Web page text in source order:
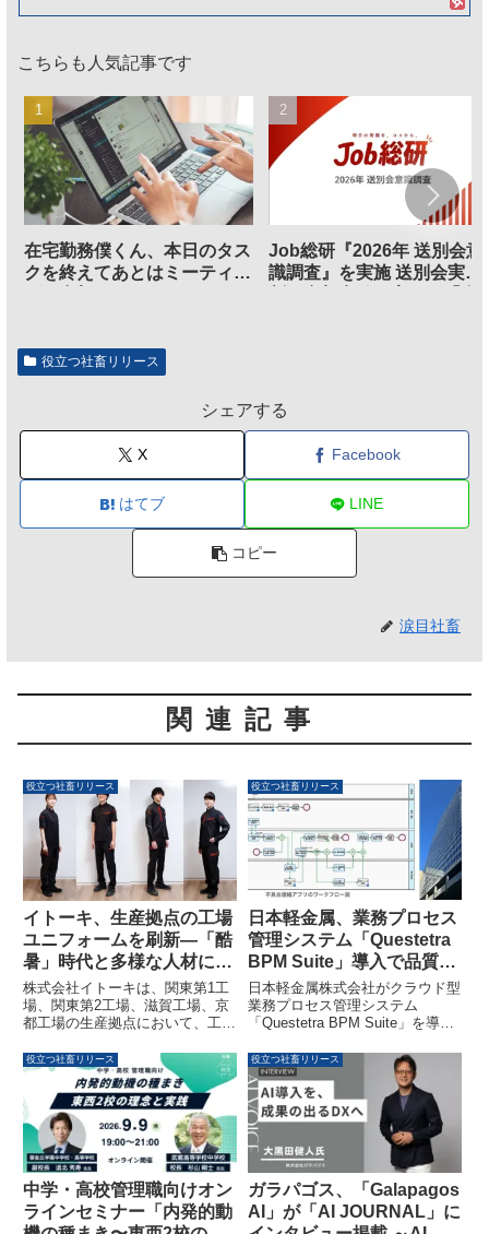
こちらも人気記事です
在宅勤務僕くん、本日のタス
クを終えてあとはミーティン
Job総研『2026年 送別会意
識調査』を実施 送別会実施
役立つ社畜リリース
シェアする
X Facebook
はてブ LINE
コピー
涙目社畜
関連記事
役立つ社畜リリース
イトーキ、生産拠点の工場
ユニフォームを刷新—「酷
暑」時代と多様な人材に対
応
株式会社イトーキは、関東第1工
場、関東第2工場、滋賀工場、京
都工場の生産拠点において、工場
し、2026年5月より順次導入しま
す。このリニューアルは、気象庁
が示す「酷暑」への対応と、多様
な人材が活躍できる環境づくりの
ため、現場の従業員が主体となっ
て進められました。
役立つ社畜リリース
日本軽金属、業務プロセス
管理システム「Questetra
BPM Suite」導入で品質保
証の停滞を解消
日本軽金属株式会社がクラウド型
業務プロセス管理システム
「Questetra BPM Suite」を導入
推進しました。これにより、約
20件の業務アプリが構築され、
進捗のリアルタイム把握や業務効
率の向上が実現しています。
役立つ社畜リリース
中学・高校管理職向けオン
ラインセミナー「内発的動
役立つ社畜リリース
ガラパゴス、「Galapagos
AI」が「AI JOURNAL」に